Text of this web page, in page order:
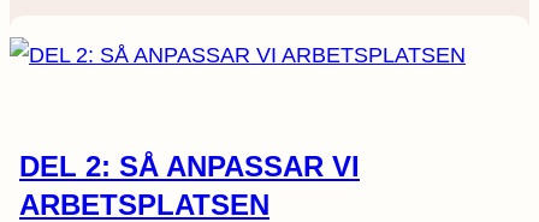
DEL 2: SÅ ANPASSAR VI
ARBETSPLATSEN